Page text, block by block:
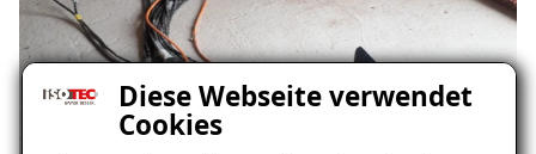
Diese Webseite verwendet
Cookies